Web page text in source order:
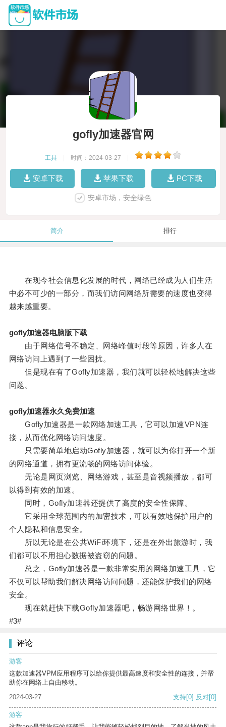
gofly加速器官网
工具 时间：2024-03-27
安卓下载 苹果下载 PC下载
安卓市场，安全绿色
简介 排行
在现今社会信息化发展的时代，网络已经成为人们生活
中必不可少的一部分，而我们访问网络所需要的速度也变得
越来越重要。
gofly加速器电脑版下载
由于网络信号不稳定、网络峰值时段等原因，许多人在
网络访问上遇到了一些困扰。
但是现在有了Gofly加速器，我们就可以轻松地解决这些
问题。
gofly加速器永久免费加速
Gofly加速器是一款网络加速工具，它可以加速VPN连
接，从而优化网络访问速度。
只需要简单地启动Gofly加速器，就可以为你打开一个新
的网络通道，拥有更流畅的网络访问体验。
无论是网页浏览、网络游戏，甚至是音视频播放，都可
以得到有效的加速。
同时，Gofly加速器还提供了高度的安全性保障。
它采用全球范围内的加密技术，可以有效地保护用户的
个人隐私和信息安全。
所以无论是在公共WiFi环境下，还是在外出旅游时，我
们都可以不用担心数据被盗窃的问题。
总之，Gofly加速器是一款非常实用的网络加速工具，它
不仅可以帮助我们解决网络访问问题，还能保护我们的网络
安全。
现在就赶快下载Gofly加速器吧，畅游网络世界！。
#3#
评论
游客
这款加速器VPM应用程序可以给你提供最高速度和安全性的连接，并帮
助你在网络上自由移动。
2024-03-27
支持[0] 反对[0]
游客